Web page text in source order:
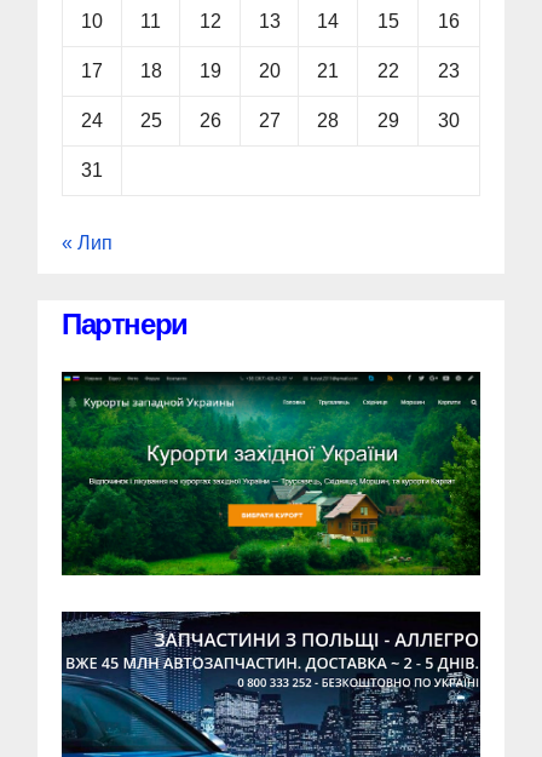
10 11 12 13 14 15 16
17 18 19 20 21 22 23
24 25 26 27 28 29 30
31
« Лип
Партнери